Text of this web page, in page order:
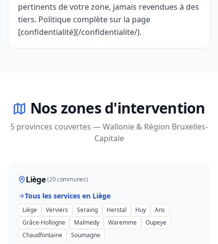
pertinents de votre zone, jamais revendues à des
tiers. Politique complète sur la page
[confidentialité](/confidentialite/).
Nos zones d'intervention
5 provinces couvertes — Wallonie & Région Bruxelles-
Capitale
Liège (20 communes)
Tous les services en Liège
Liège Verviers Seraing Herstal Huy
Ans
Grâce-Hollogne
Malmedy Waremme
Oupeye
Chaudfontaine
Soumagne